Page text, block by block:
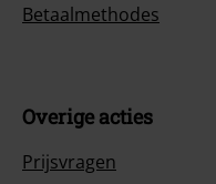
Betaalmethodes
Overige acties
Prijsvragen